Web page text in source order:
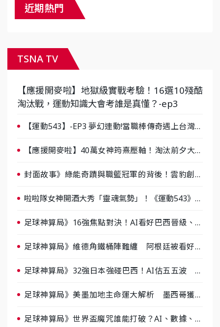
近期熱門
TSNA TV
【應援開麥啦】地獄級實戰考驗！16選10殘酷
淘汰戰，運動知識大會考誰是真懂？-ep3
【運動543】-EP3 夢幻連動!當職棒傳奇遇上台灣女
【應援開麥啦】40萬女神筠熹壓軸！淘汰前夕大混
封面故事》綠能奇蹟與職籃冠軍的背後！雲豹創辦
啦啦隊女神開酒大秀「靈魂氣勢」！《運動543》微
足球神算局》16強焦點對決！AI看好巴西晉級、數
足球神算局》維德角鐵桶陣難纏 阿根廷被看好下
足球神算局》32強日本強碰巴西！AI估五五波 牛
足球神算局》美墨加地主命運大解析 墨西哥獲數
足球神算局》世界盃魔咒誰能打破？AI、數據、塔